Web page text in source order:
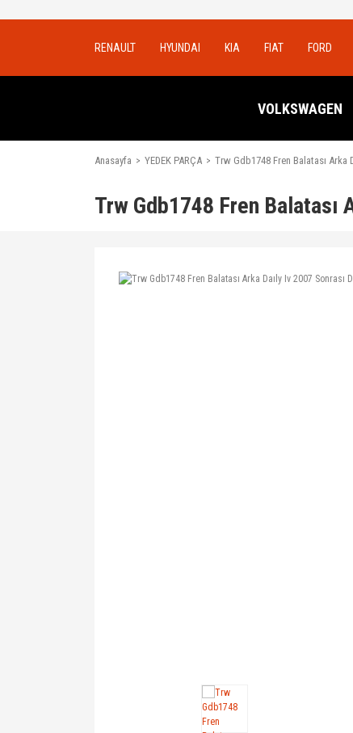
RENAULT HYUNDAI KIA FIAT FORD
VOLKSWAGEN
Anasayfa YEDEK PARÇA Trw Gdb1748 Fren Balatası Arka
Trw Gdb1748 Fren Balatası